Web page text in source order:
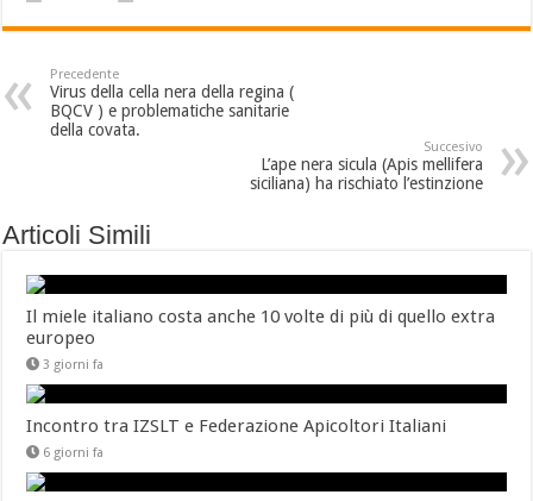
Precedente
Virus della cella nera della regina (
BQCV ) e problematiche sanitarie
della covata.
Succesivo
L’ape nera sicula (Apis mellifera
siciliana) ha rischiato l’estinzione
Articoli Simili
Il miele italiano costa anche 10 volte di più di quello extra
europeo
3 giorni fa
Incontro tra IZSLT e Federazione Apicoltori Italiani
6 giorni fa